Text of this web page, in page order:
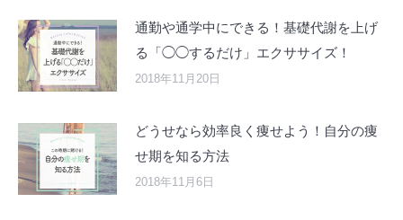
通勤や通学中にできる！基礎代謝を上げ
る「◯◯するだけ」エクササイズ！
2018年11月20日
どうせなら効率良く痩せよう！自分の痩
せ期を知る方法
2018年11月6日